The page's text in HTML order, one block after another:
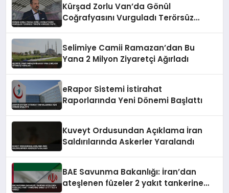
Kürşad Zorlu Van’da Gönül
Coğrafyasını Vurguladı Terörsüz
Selimiye Camii Ramazan’dan Bu
Yana 2 Milyon Ziyaretçi Ağırladı
eRapor Sistemi İstirahat
Raporlarında Yeni Dönemi Başlattı
Kuveyt Ordusundan Açıklama İran
Saldırılarında Askerler Yaralandı
BAE Savunma Bakanlığı: İran’dan
ateşlenen füzeler 2 yakıt tankerine